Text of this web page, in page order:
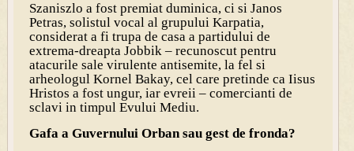
Szaniszlo a fost premiat duminica, ci si Janos
Petras, solistul vocal al grupului Karpatia,
considerat a fi trupa de casa a partidului de
extrema-dreapta Jobbik – recunoscut pentru
atacurile sale virulente antisemite, la fel si
arheologul Kornel Bakay, cel care pretinde ca Iisus
Hristos a fost ungur, iar evreii – comercianti de
sclavi in timpul Evului Mediu.
Gafa a Guvernului Orban sau gest de fronda?